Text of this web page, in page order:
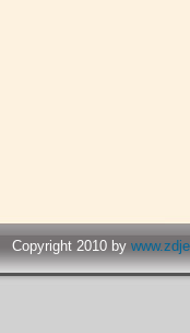
Copyright 2010 by